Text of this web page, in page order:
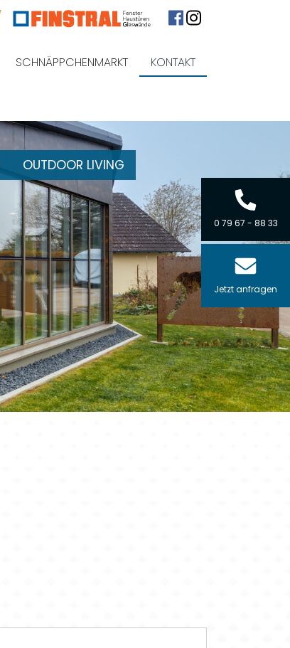
SCHNÄPPCHENMARKT KONTAKT
OUTDOOR LIVING
0 79 67 - 88 33
Jetzt anfragen